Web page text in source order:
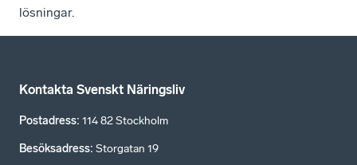
lösningar.
Kontakta Svenskt Näringsliv
Postadress: 114 82 Stockholm
Besöksadress: Storgatan 19